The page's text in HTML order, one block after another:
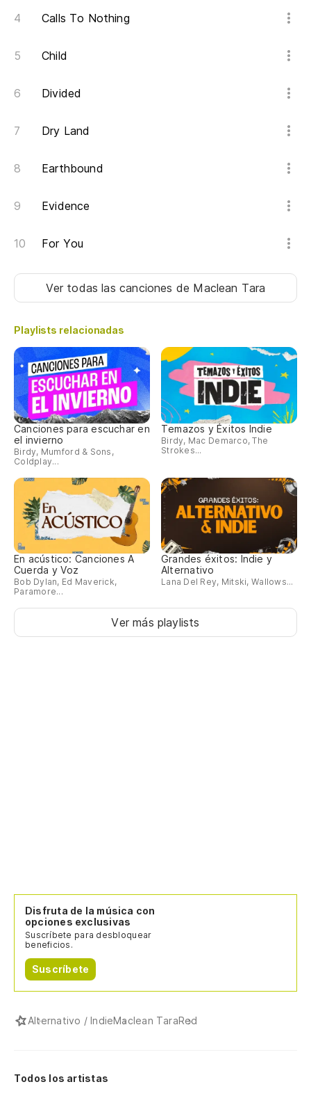
Calls To Nothing
Child
Divided
Dry Land
Earthbound
Evidence
For You
Ver todas las canciones de Maclean Tara
Playlists relacionadas
Canciones para escuchar en
el invierno
Birdy, Mumford & Sons,
Coldplay...
Temazos y Éxitos Indie
Birdy, Mac Demarco, The
Strokes...
En acústico: Canciones A
Cuerda y Voz
Bob Dylan, Ed Maverick,
Paramore...
Grandes éxitos: Indie y
Alternativo
Lana Del Rey, Mitski, Wallows...
Ver más playlists
Disfruta de la música con
opciones exclusivas
Suscríbete para desbloquear
beneficios.
Suscríbete
Alternativo / IndieMaclean TaraRed
Todos los artistas